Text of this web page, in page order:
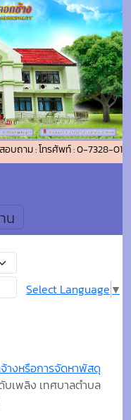
ม : โทรศัพท์ : 0-7328-0137
น
Select Language ▼
างหรือการจัดหาพัสดุ
เพลิง เทศบาลตำบล